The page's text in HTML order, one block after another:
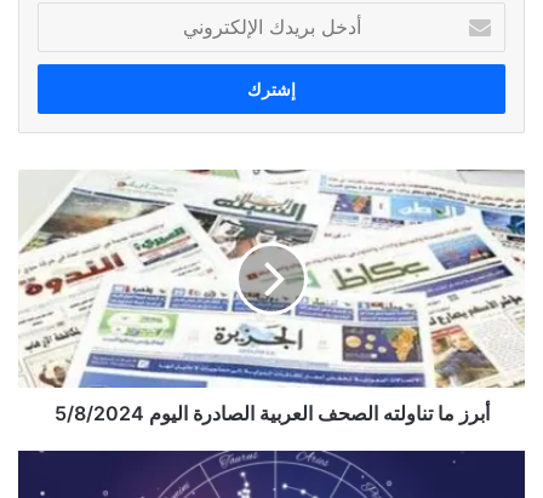
بريدك
الإلكتروني
أبرز
ما
تناولته
الصحف
العربية
الصادرة
اليوم
5/8/2024
أبرز ما تناولته الصحف العربية الصادرة اليوم 5/8/2024